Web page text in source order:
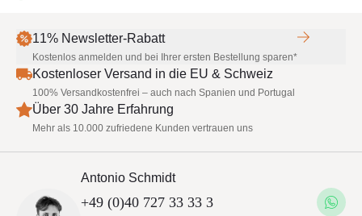
11% Newsletter-Rabatt
Kostenlos anmelden und bei Ihrer ersten Bestellung sparen*
Kostenloser Versand in die EU & Schweiz
100% Versandkostenfrei – auch nach Spanien und Portugal
Über 30 Jahre Erfahrung
Mehr als 10.000 zufriedene Kunden vertrauen uns
Antonio Schmidt
+49 (0)40 727 33 33 3